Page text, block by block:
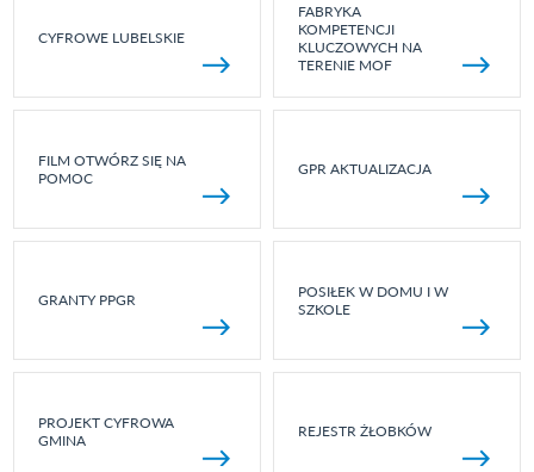
CYFROWE LUBELSKIE
FABRYKA
KOMPETENCJI
KLUCZOWYCH NA
TERENIE MOF
FILM OTWÓRZ SIĘ NA
POMOC
GPR AKTUALIZACJA
GRANTY PPGR
POSIŁEK W DOMU I W
SZKOLE
PROJEKT CYFROWA
GMINA
REJESTR ŻŁOBKÓW